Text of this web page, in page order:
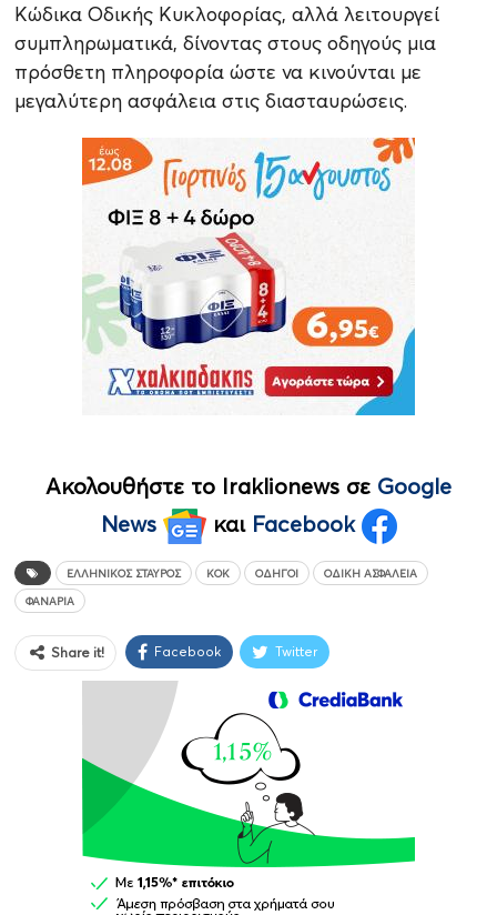
Κώδικα Οδικής Κυκλοφορίας, αλλά λειτουργεί
συμπληρωματικά, δίνοντας στους οδηγούς μια
πρόσθετη πληροφορία ώστε να κινούνται με
μεγαλύτερη ασφάλεια στις διασταυρώσεις.
Ακολουθήστε το Iraklionews σε Google
News
και Facebook
ΕΛΛΗΝΙΚΌΣ ΣΤΑΥΡΌΣ ΚΟΚ ΟΔΗΓΟΊ ΟΔΙΚΉ ΑΣΦΆΛΕΙΑ
ΦΑΝΆΡΙΑ
Share it! Facebook Twitter